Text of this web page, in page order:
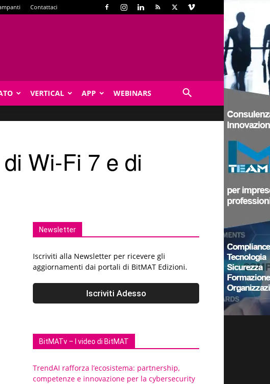
Contattaci
VERTICAL APP WEBINARS
Wi-Fi 7 e di
Newsletter
Iscriviti alla Newsletter per ricevere gli
aggiornamenti dai portali di BitMAT Edizioni.
BitMATv – I video di BitMAT
TrendAI rafforza l’ecosistema: partnership,
competenze e innovazione per la cybersecurity